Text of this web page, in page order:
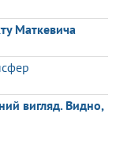
Маткевича
вигляд. Видно,